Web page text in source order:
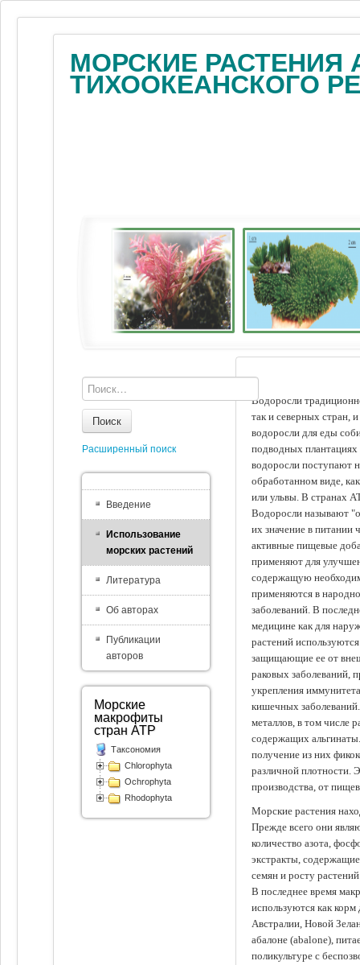
МОРСКИЕ РАСТЕНИЯ
ТИХООКЕАНСКОГО
Водоросли
так и северных стран,
водоросли для еды
подводных
водоросли поступают
обработанном виде,
или ульвы. В странах
Водоросли называют
их значение в питании
активные пищевые
применяют для
содержащую
применяются в
заболеваний. В
медицине как для
растений
защищающие ее от
раковых заболеваний,
укрепления
кишечных
металлов, в том числе
содержащих
получение из них
различной плотности.
производства, от
Морские растения
Прежде всего они
количество азота,
экстракты,
семян и росту
В последнее время
используются как
Австралии, Новой
абалоне (abalone),
поликультуре с
Поиск
Расширенный поиск
Введение
Использование
морских растений
Литература
Об авторах
Публикации
авторов
Морские
макрофиты
стран АТР
Таксономия
Chlorophyta
Ochrophyta
Rhodophyta